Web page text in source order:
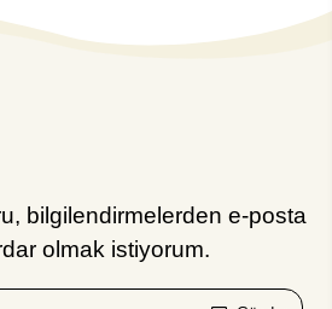
bilgilendirmelerden e-posta
olmak istiyorum.